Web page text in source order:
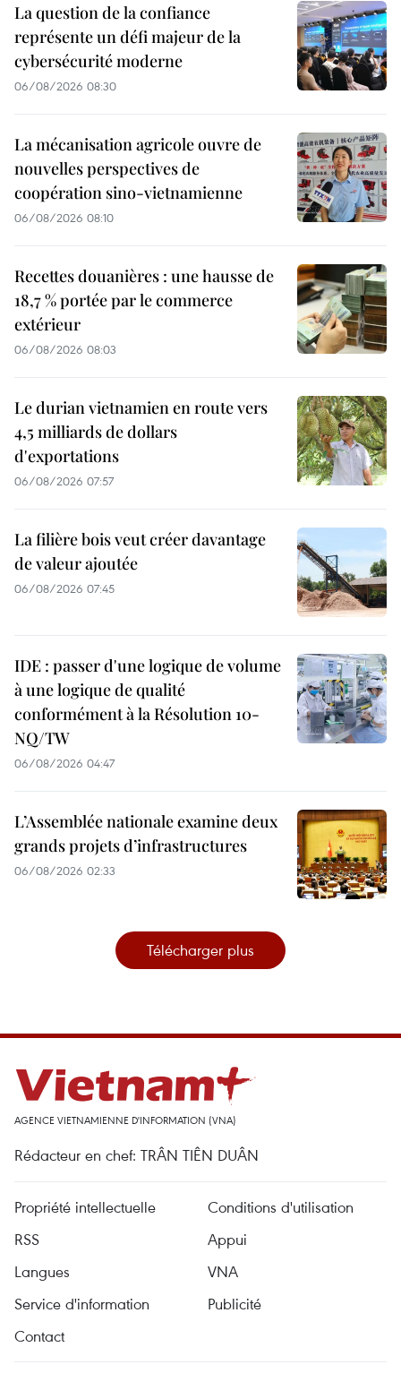
La question de la confiance
représente un défi majeur de la
cybersécurité moderne
06/08/2026 08:30
La mécanisation agricole ouvre de
nouvelles perspectives de
coopération sino-vietnamienne
06/08/2026 08:10
Recettes douanières : une hausse de
18,7 % portée par le commerce
extérieur
06/08/2026 08:03
Le durian vietnamien en route vers
4,5 milliards de dollars
d'exportations
06/08/2026 07:57
La filière bois veut créer davantage
de valeur ajoutée
06/08/2026 07:45
IDE : passer d'une logique de volume
à une logique de qualité
conformément à la Résolution 10-
NQ/TW
06/08/2026 04:47
L’Assemblée nationale examine deux
grands projets d’infrastructures
06/08/2026 02:33
Télécharger plus
AGENCE VIETNAMIENNE D'INFORMATION (VNA)
Rédacteur en chef: TRÂN TIÊN DUÂN
Propriété intellectuelle
Conditions d'utilisation
RSS
Appui
Langues
VNA
Service d'information
Publicité
Contact